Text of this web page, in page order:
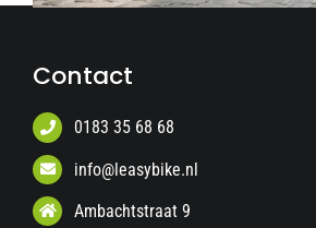
Contact
0183 35 68 68
info@leasybike.nl
Ambachtstraat 9